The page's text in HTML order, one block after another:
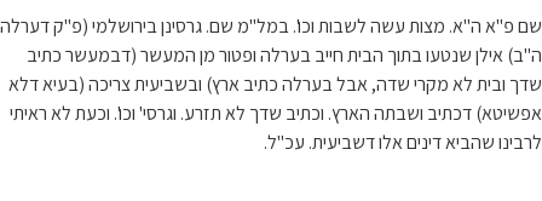
שם פ"א ה"א. מצות עשה לשבות וכו'. במל"מ שם. גרסינן בירושלמי (פ"ק דערלה
ה"ב) אילן שנטעו בתוך הבית חייב בערלה ופטור מן המעשר (דבמעשר כתיב
שדך ובית לא מקרי שדה, אבל בערלה כתיב ארץ) ובשביעית צריכה (בעיא דלא
אפשיטא) דכתיב ושבתה הארץ. וכתיב שדך לא תזרע. וגרסי' וכו'. וכעת לא ראיתי
לרבינו שהביא דינים אלו דשביעית. עכ"ל.